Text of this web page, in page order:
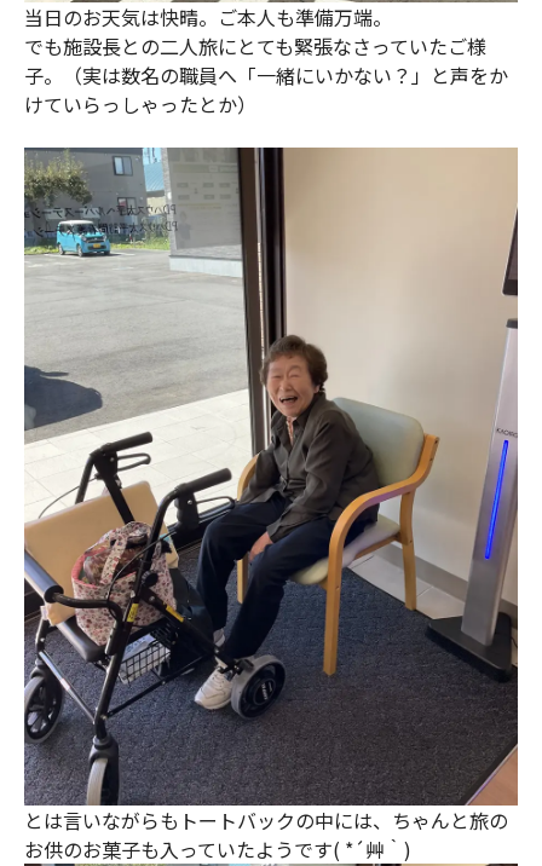
当日のお天気は快晴。ご本人も準備万端。
でも施設長との二人旅にとても緊張なさっていたご様
子。（実は数名の職員へ「一緒にいかない？」と声をか
けていらっしゃったとか）
とは言いながらもトートバックの中には、ちゃんと旅の
お供のお菓子も入っていたようです( *´艸｀)